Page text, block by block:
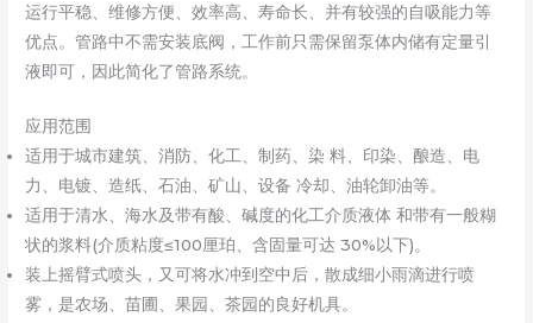
运行平稳、维修方便、效率高、寿命长、并有较强的自吸能力等
优点。管路中不需安装底阀，工作前只需保留泵体内储有定量引
液即可，因此简化了管路系统。
应用范围
适用于城市建筑、消防、化工、制药、染 料、印染、酿造、电
力、电镀、造纸、石油、矿山、设备 冷却、油轮卸油等。
适用于清水、海水及带有酸、碱度的化工介质液体 和带有一般糊
状的浆料(介质粘度≤100厘珀、含固量可达 30%以下)。
装上摇臂式喷头，又可将水冲到空中后，散成细小雨滴进行喷
雾，是农场、苗圃、果园、茶园的良好机具。